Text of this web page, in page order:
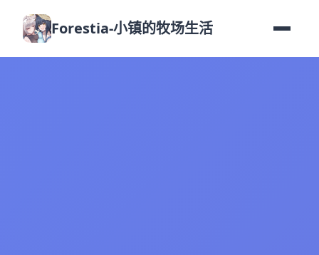
Forestia-小镇的牧场生活